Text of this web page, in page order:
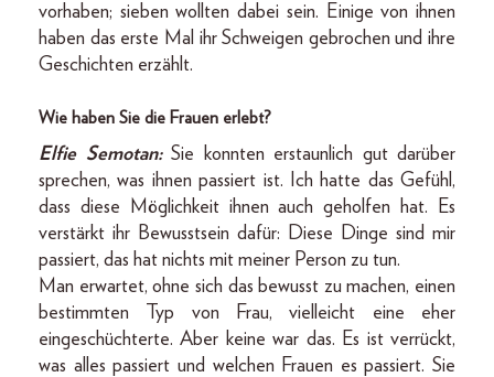
vorhaben; sieben wollten dabei sein. Einige von ihnen
haben das erste Mal ihr Schweigen gebrochen und ihre
Geschichten erzählt.
Wie haben Sie die Frauen erlebt?
Elfie Semotan: Sie konnten erstaunlich gut darüber
sprechen, was ihnen passiert ist. Ich hatte das Gefühl,
dass diese Möglichkeit ihnen auch geholfen hat. Es
verstärkt ihr Bewusstsein dafür: Diese Dinge sind mir
passiert, das hat nichts mit meiner Person zu tun.
Man erwartet, ohne sich das bewusst zu machen, einen
bestimmten Typ von Frau, vielleicht eine eher
eingeschüchterte. Aber keine war das. Es ist verrückt,
was alles passiert und welchen Frauen es passiert. Sie